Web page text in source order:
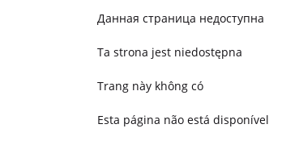
Данная страница недоступна
Ta strona jest niedostępna
Trang này không có
Esta página não está disponível